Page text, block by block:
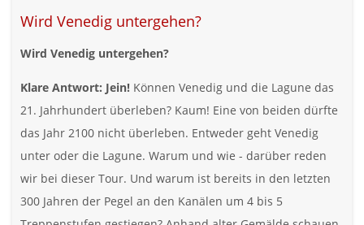
Wird Venedig untergehen?
Wird Venedig untergehen?
Klare Antwort: Jein! Können Venedig und die Lagune das
21. Jahrhundert überleben? Kaum! Eine von beiden dürfte
das Jahr 2100 nicht überleben. Entweder geht Venedig
unter oder die Lagune. Warum und wie - darüber reden
wir bei dieser Tour. Und warum ist bereits in den letzten
300 Jahren der Pegel an den Kanälen um 4 bis 5